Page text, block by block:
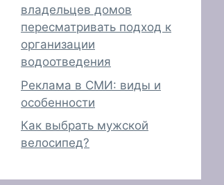
владельцев домов
пересматривать подход к
организации
водоотведения
Реклама в СМИ: виды и
особенности
Как выбрать мужской
велосипед?